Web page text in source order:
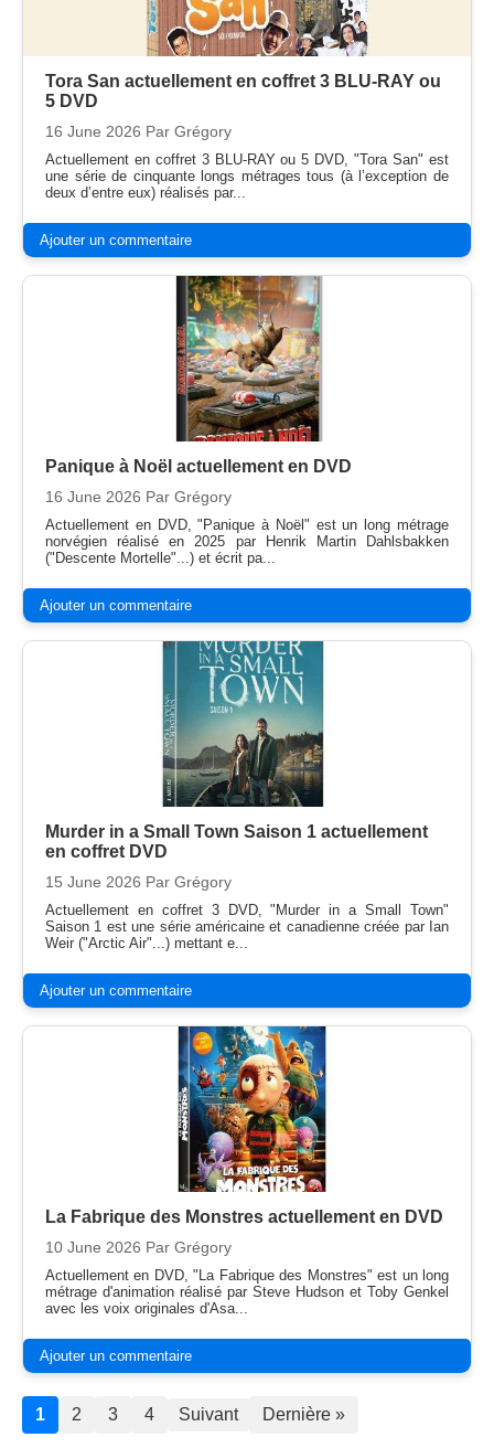
Tora San actuellement en coffret 3 BLU-RAY ou
5 DVD
16 June 2026 Par Grégory
Actuellement en coffret 3 BLU-RAY ou 5 DVD, "Tora San" est
une série de cinquante longs métrages tous (à l’exception de
deux d’entre eux) réalisés par...
Ajouter un commentaire
Panique à Noël actuellement en DVD
16 June 2026 Par Grégory
Actuellement en DVD, "Panique à Noël" est un long métrage
norvégien réalisé en 2025 par Henrik Martin Dahlsbakken
("Descente Mortelle"...) et écrit pa...
Ajouter un commentaire
Murder in a Small Town Saison 1 actuellement
en coffret DVD
15 June 2026 Par Grégory
Actuellement en coffret 3 DVD, "Murder in a Small Town"
Saison 1 est une série américaine et canadienne créée par Ian
Weir ("Arctic Air"...) mettant e...
Ajouter un commentaire
La Fabrique des Monstres actuellement en DVD
10 June 2026 Par Grégory
Actuellement en DVD, "La Fabrique des Monstres" est un long
métrage d'animation réalisé par Steve Hudson et Toby Genkel
avec les voix originales d'Asa...
Ajouter un commentaire
1 2 3 4 Suivant Dernière »